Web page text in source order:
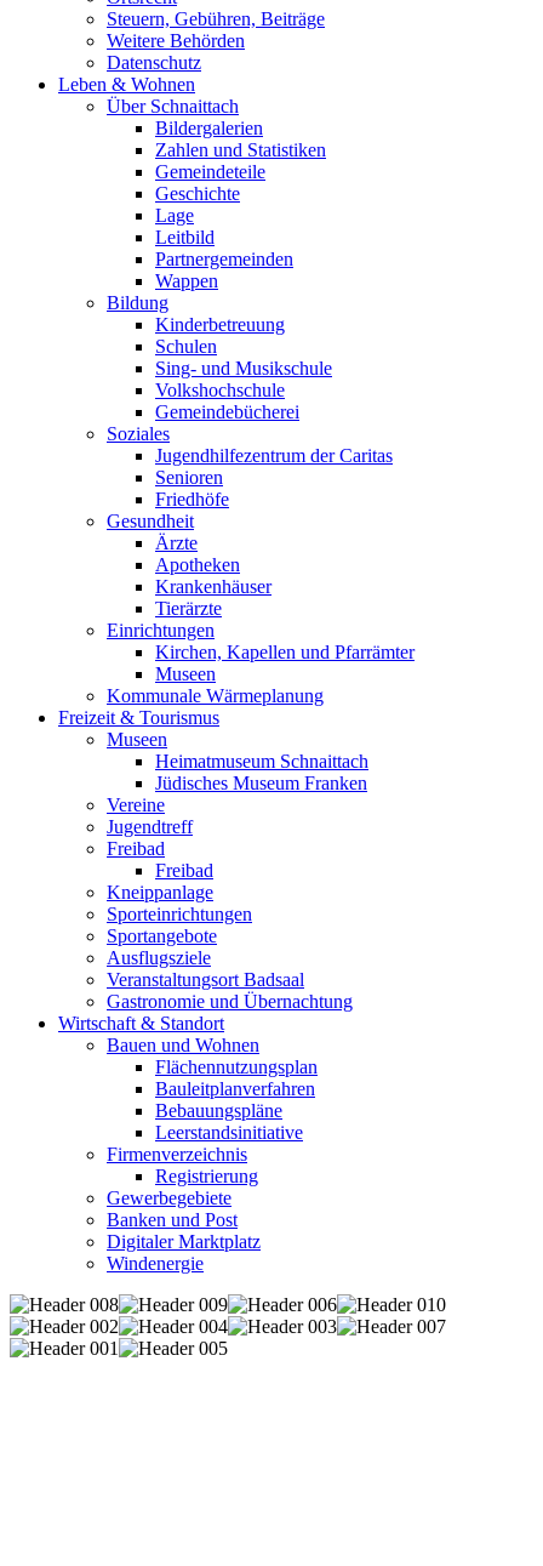
Steuern, Gebühren, Beiträge
Weitere Behörden
Datenschutz
Leben & Wohnen
Über Schnaittach
Bildergalerien
Zahlen und Statistiken
Gemeindeteile
Geschichte
Lage
Leitbild
Partnergemeinden
Wappen
Bildung
Kinderbetreuung
Schulen
Sing- und Musikschule
Volkshochschule
Gemeindebücherei
Soziales
Jugendhilfezentrum der Caritas
Senioren
Friedhöfe
Gesundheit
Ärzte
Apotheken
Krankenhäuser
Tierärzte
Einrichtungen
Kirchen, Kapellen und Pfarrämter
Museen
Kommunale Wärmeplanung
Freizeit & Tourismus
Museen
Heimatmuseum Schnaittach
Jüdisches Museum Franken
Vereine
Jugendtreff
Freibad
Freibad
Kneippanlage
Sporteinrichtungen
Sportangebote
Ausflugsziele
Veranstaltungsort Badsaal
Gastronomie und Übernachtung
Wirtschaft & Standort
Bauen und Wohnen
Flächennutzungsplan
Bauleitplanverfahren
Bebauungspläne
Leerstandsinitiative
Firmenverzeichnis
Registrierung
Gewerbegebiete
Banken und Post
Digitaler Marktplatz
Windenergie